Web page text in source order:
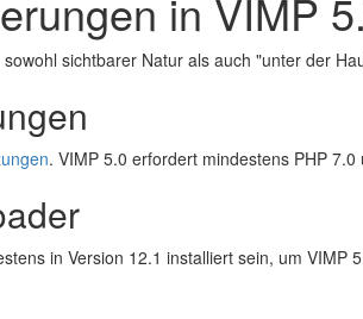
in VIMP
sichtbarer Natur als auch "unter der
. VIMP 5.0 erfordert mindestens PHP
in Version 12.1 installiert sein, um VIMP